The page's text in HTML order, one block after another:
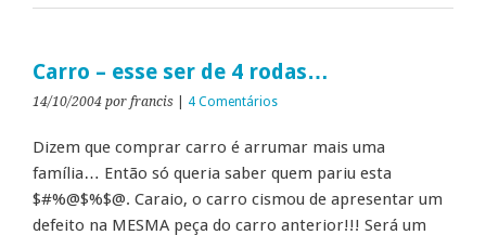
Carro – esse ser de 4 rodas…
14/10/2004 por francis 4 Comentários
Dizem que comprar carro é arrumar mais uma
família… Então só queria saber quem pariu esta
$#%@$%$@. Caraio, o carro cismou de apresentar um
defeito na MESMA peça do carro anterior!!! Será um